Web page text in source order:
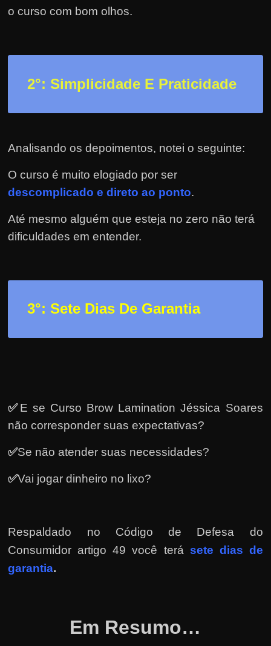
a
d
r
o
n
i
n
t
s
c
m
o
o curso com bom olhos.
2°: Simplicidade E Praticidade
Analisando os depoimentos, notei o seguinte:
O curso é muito elogiado por ser
descomplicado e direto ao ponto.
Até mesmo alguém que esteja no zero não terá
dificuldades em entender.
3°: Sete Dias De Garantia
✅E se Curso Brow Lamination Jéssica Soares
não corresponder suas expectativas?
✅Se não atender suas necessidades?
✅Vai jogar dinheiro no lixo?
Respaldado no Código de Defesa do
Consumidor artigo 49 você terá sete dias de
garantia.
Em Resumo…